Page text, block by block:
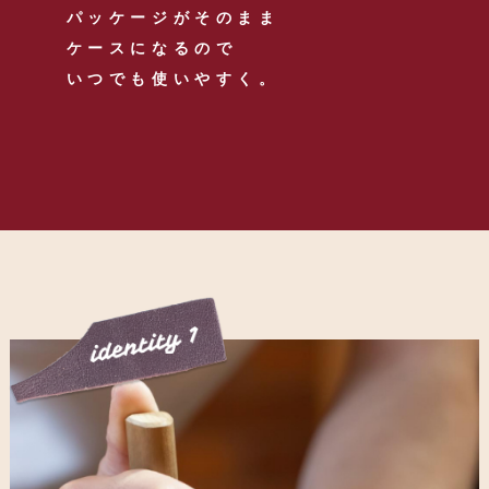
パッケージがそのまま
ケースになるので
いつでも使いやすく。